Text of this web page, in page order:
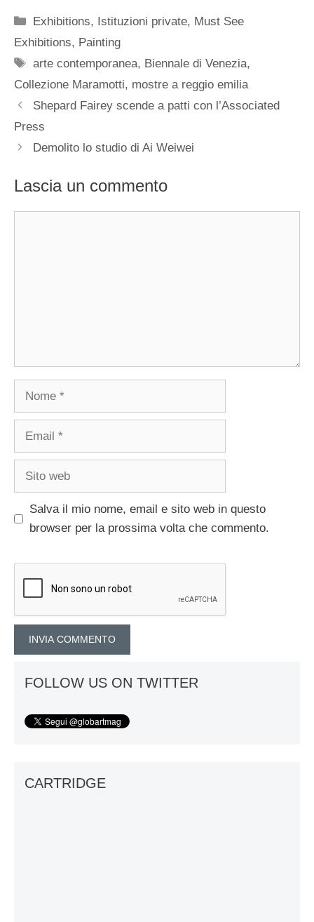
Categorie
Exhibitions, Istituzioni private, Must See
Exhibitions, Painting
Tag
arte contemporanea, Biennale di Venezia,
Collezione Maramotti, mostre a reggio emilia
Shepard Fairey scende a patti con l’Associated
Press
Demolito lo studio di Ai Weiwei
Lascia un commento
Nome
Email
Sito
Salva il mio nome, email e sito web in questo
browser per la prossima volta che commento.
FOLLOW US ON TWITTER
CARTRIDGE